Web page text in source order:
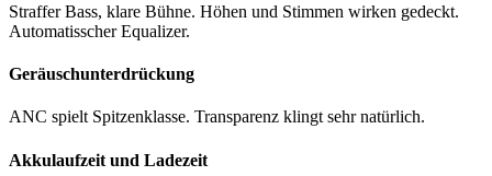
Straffer Bass, klare Bühne. Höhen und Stimmen wirken gedeckt.
Automatisscher Equalizer.
Geräuschunterdrückung
ANC spielt Spitzenklasse. Transparenz klingt sehr natürlich.
Akkulaufzeit und Ladezeit